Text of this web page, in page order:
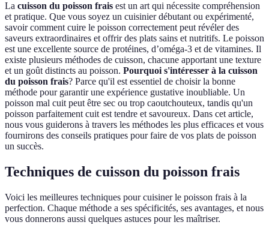
La cuisson du poisson frais est un art qui nécessite compréhension
et pratique. Que vous soyez un cuisinier débutant ou expérimenté,
savoir comment cuire le poisson correctement peut révéler des
saveurs extraordinaires et offrir des plats sains et nutritifs. Le poisson
est une excellente source de protéines, d’oméga-3 et de vitamines. Il
existe plusieurs méthodes de cuisson, chacune apportant une texture
et un goût distincts au poisson. Pourquoi s'intéresser à la cuisson
du poisson frais? Parce qu'il est essentiel de choisir la bonne
méthode pour garantir une expérience gustative inoubliable. Un
poisson mal cuit peut être sec ou trop caoutchouteux, tandis qu'un
poisson parfaitement cuit est tendre et savoureux. Dans cet article,
nous vous guiderons à travers les méthodes les plus efficaces et vous
fournirons des conseils pratiques pour faire de vos plats de poisson
un succès.
Techniques de cuisson du poisson frais
Voici les meilleures techniques pour cuisiner le poisson frais à la
perfection. Chaque méthode a ses spécificités, ses avantages, et nous
vous donnerons aussi quelques astuces pour les maîtriser.